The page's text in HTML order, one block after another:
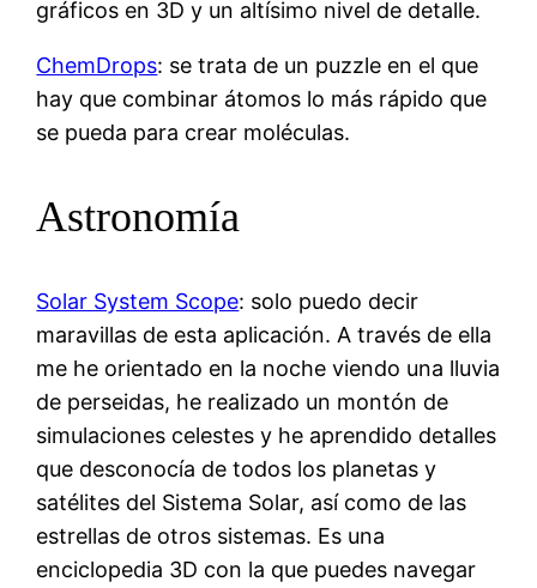
gráficos en 3D y un altísimo nivel de detalle.
ChemDrops: se trata de un puzzle en el que
hay que combinar átomos lo más rápido que
se pueda para crear moléculas.
Astronomía
Solar System Scope: solo puedo decir
maravillas de esta aplicación. A través de ella
me he orientado en la noche viendo una lluvia
de perseidas, he realizado un montón de
simulaciones celestes y he aprendido detalles
que desconocía de todos los planetas y
satélites del Sistema Solar, así como de las
estrellas de otros sistemas. Es una
enciclopedia 3D con la que puedes navegar